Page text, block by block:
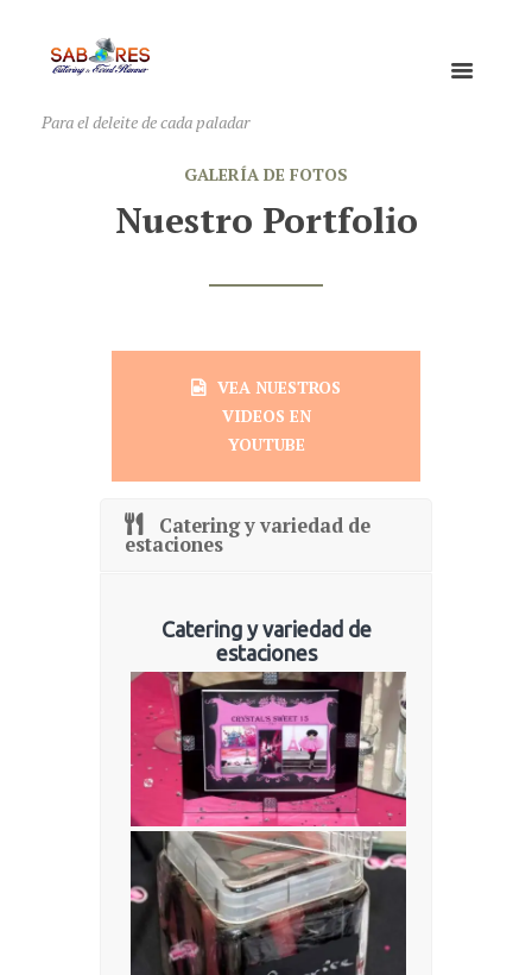
Para el deleite de cada paladar
GALERÍA DE FOTOS
Nuestro Portfolio
VEA NUESTROS
VIDEOS EN
YOUTUBE
Catering y variedad de
estaciones
Catering y variedad de
estaciones